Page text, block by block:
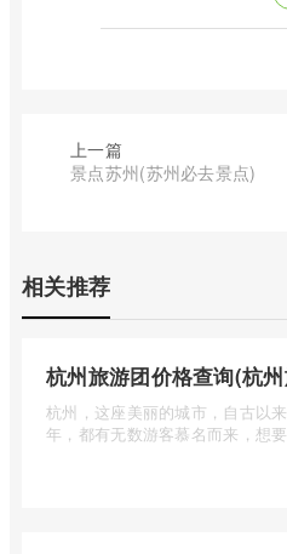
上一篇
景点苏州(苏州必去景点)
相关推荐
杭州旅游团价格查询(杭
杭州，这座美丽的城市，自古以
年，都有无数游客慕名而来，想